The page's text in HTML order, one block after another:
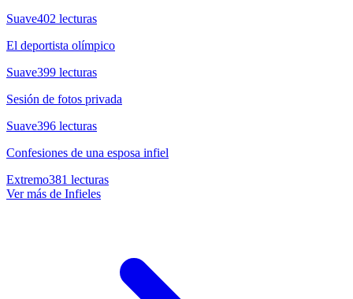
Suave402 lecturas
El deportista olímpico
Suave399 lecturas
Sesión de fotos privada
Suave396 lecturas
Confesiones de una esposa infiel
Extremo381 lecturas
Ver más de Infieles